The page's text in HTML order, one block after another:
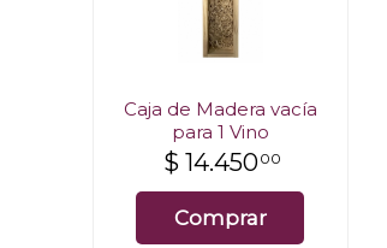
Caja de Madera vacía
para 1 Vino
$14.45000
Comprar